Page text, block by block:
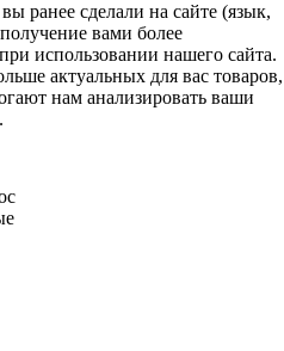
ранее сделали на сайте (язык,
вами более
использовании нашего сайта.
актуальных для вас товаров,
нам анализировать ваши